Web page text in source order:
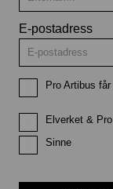
E-postadress
Pro Artibus
Elverket &
Sinne